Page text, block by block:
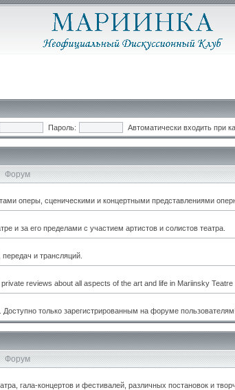
Пароль: Автоматически входить при
Форум
оперы, сценическими и концертными представлениями
и за его пределами с участием артистов и солистов театра.
и трансляций.
reviews about all aspects of the art and life in Mariinsky Teatre
только зарегистрированным на форуме пользователям!
Форум
гала-концертов и фестивалей, различных постановок и